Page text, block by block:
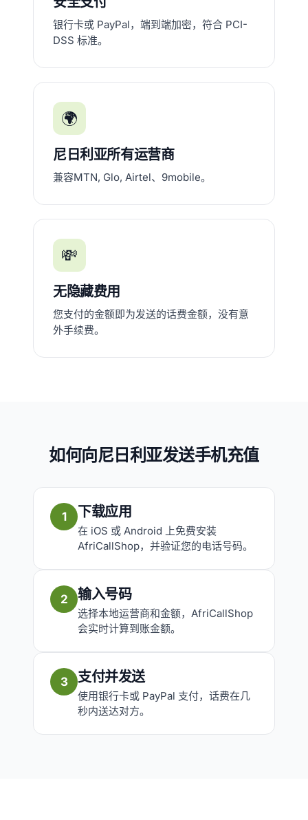
银行卡或 PayPal，端到端加密，符合 PCI-
DSS 标准。
🌍
尼日利亚所有运营商
兼容MTN, Glo, Airtel、9mobile。
💸
无隐藏费用
您支付的金额即为发送的话费金额，没有意
外手续费。
如何向尼日利亚发送手机充值
1 下载应用
在 iOS 或 Android 上免费安装
AfriCallShop，并验证您的电话号码。
2 输入号码
选择本地运营商和金额，AfriCallShop
会实时计算到账金额。
3 支付并发送
使用银行卡或 PayPal 支付，话费在几
秒内送达对方。